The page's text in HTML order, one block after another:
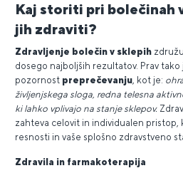
Kaj storiti pri bolečinah
jih zdraviti?
Zdravljenje bolečin v sklepih
dosego najboljših rezultatov. Prav
pozornost preprečevanju, kot je:
življenjskega sloga, redna telesna
ki lahko vplivajo na stanje sklepov.
zahteva celovit in individualen pristop,
resnosti in vaše splošno zdravstveno
Zdravila in farmakoterapija